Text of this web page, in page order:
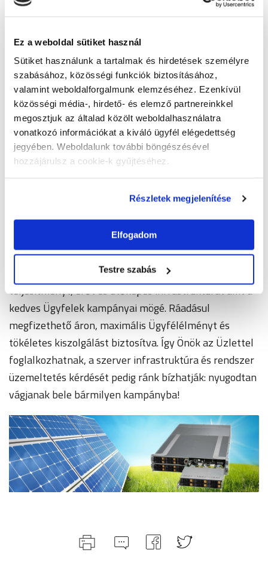
Ez a weboldal sütiket használ
Sütiket használunk a tartalmak és hirdetések személyre
szabásához, közösségi funkciók biztosításához,
valamint weboldalforgalmunk elemzéséhez. Ezenkívül
közösségi média-, hirdető- és elemző partnereinkkel
megosztjuk az általad közölt weboldalhasználatra
vonatkozó információkat a kiváló ügyfél elégedettség
jegyében. Weboldalunk további böngészésével
hozzájárulsz a cookie-k gyűjtéséhez.
Részletek megjelenítése
Elfogadom
Testre szabás
EPYC gépeinket vetettük be. A gépeket természetesen
horizontálisan szolgáltuk ki a rendkívüli mértékű
látogatói igényt.
Milyen következtetéseket lehet levonni ebből a
kampányból? Egyfelől azt, hogy hazánk lakossága
rendkívüli mértékben fogékony az
energiahatékonyságot és az energiamegtakarítást
lehetővé tevő beruházásokra, és az ilyen kampányok
Másfelől a RackForest pedig bebizonyította, hogy
műszakilag és szakmailag egyaránt készen áll az
extrém kihívásoknak is megfelelni, és akár a
legnagyobb szolgáltatókhoz mérhető, versenyképes
teljesítményt, erőt és ütőképes infrastruktúrát állít a
kedves Ügyfelek kampányai mögé. Ráadásul
megfizethető áron, maximális Ügyfélélményt és
tökéletes kiszolgálást biztosítva. Így Önök az Üzlettel
foglalkozhatnak, a szerver infrastruktúra és rendszer
üzemeltetés kérdését pedig ránk bízhatják: nyugodtan
vágjanak bele bármilyen kampányba!